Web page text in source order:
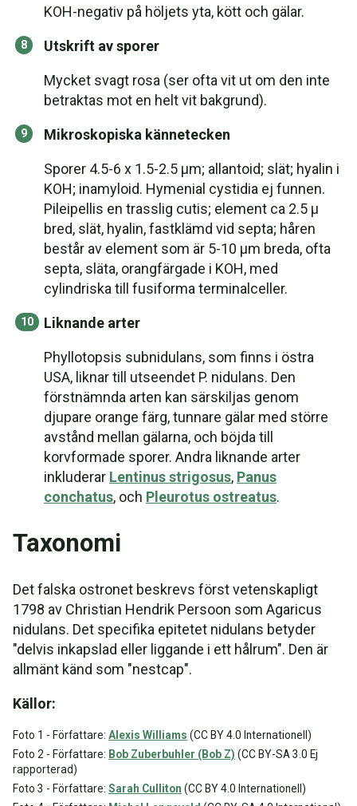
KOH-negativ på höljets yta, kött och gälar.
Utskrift av sporer
Mycket svagt rosa (ser ofta vit ut om den inte
betraktas mot en helt vit bakgrund).
Mikroskopiska kännetecken
Sporer 4.5-6 x 1.5-2.5 µm; allantoid; slät; hyalin i
KOH; inamyloid. Hymenial cystidia ej funnen.
Pileipellis en trasslig cutis; element ca 2.5 µ
bred, slät, hyalin, fastklämd vid septa; håren
består av element som är 5-10 µm breda, ofta
septa, släta, orangfärgade i KOH, med
cylindriska till fusiforma terminalceller.
Liknande arter
Phyllotopsis subnidulans, som finns i östra
USA, liknar till utseendet P. nidulans. Den
förstnämnda arten kan särskiljas genom
djupare orange färg, tunnare gälar med större
avstånd mellan gälarna, och böjda till
korvformade sporer. Andra liknande arter
inkluderar Lentinus strigosus, Panus
conchatus, och Pleurotus ostreatus.
Taxonomi
Det falska ostronet beskrevs först vetenskapligt
1798 av Christian Hendrik Persoon som Agaricus
nidulans. Det specifika epitetet nidulans betyder
"delvis inkapslad eller liggande i ett hålrum". Den är
allmänt känd som "nestcap".
Källor:
Foto 1 - Författare: Alexis Williams (CC BY 4.0 Internationell)
Foto 2 - Författare: Bob Zuberbuhler (Bob Z) (CC BY-SA 3.0 Ej
rapporterad)
Foto 3 - Författare: Sarah Culliton (CC BY 4.0 Internationell)